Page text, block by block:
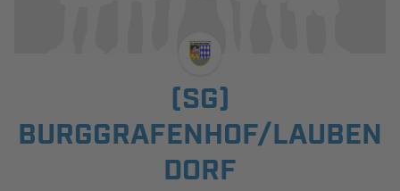
INFOTHEK SPIELPLUS
(SG)
BURGGRAFENHOF/LAUBEN
DORF